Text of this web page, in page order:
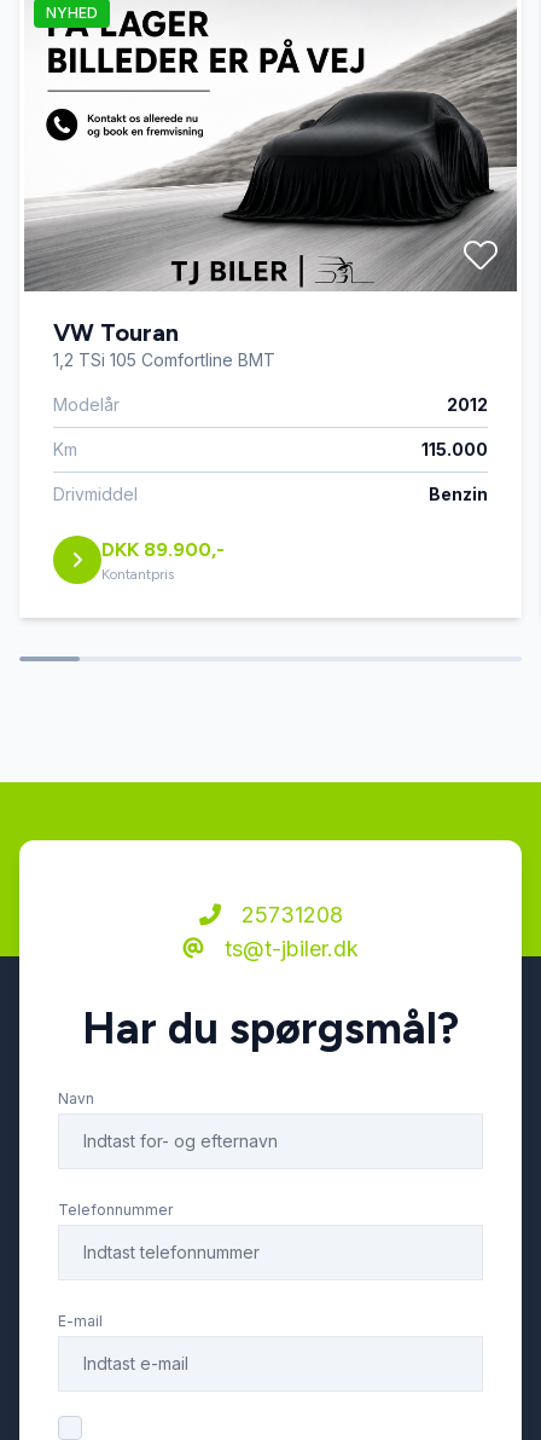
fartpilot
fuldautomatisk klimaanlæg
højdejusterbart førersæde
håndfri til mobil
ISOFIX
kørecomputer
LED kørelys
læderrat
udvendig temperaturmåler
NYHED
VW Touran
1,2 TSi 105 Comfortline BMT
Modelår 2012
Km 115.000
Drivmiddel Benzin
DKK 89.900,-
Kontantpris
25731208
ts@t-jbiler.dk
Har du spørgsmål?
Navn
Telefonnummer
E-mail